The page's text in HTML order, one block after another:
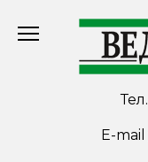
Тел.
E-mail